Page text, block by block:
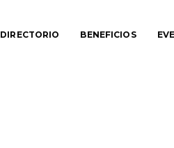
DIRECTORIO BENEFICIOS